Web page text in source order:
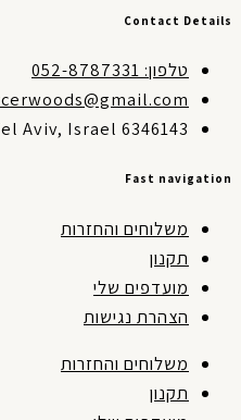
Contact
טלפון: 052-8787331
Aviv, Israel 6346143
Fast
משלוחים והחזרות
תקנון
מועדפים שלי
הצהרת נגישות
משלוחים והחזרות
תקנון